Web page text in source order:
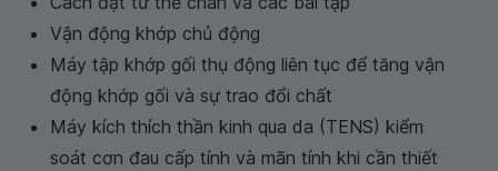
Vận động khớp chủ động
Máy tập khớp gối thụ động liên tục để tăng vận
động khớp gối và sự trao đổi chất
Máy kích thích thần kinh qua da (TENS) kiểm
soát cơn đau cấp tính và mãn tính khi cần thiết